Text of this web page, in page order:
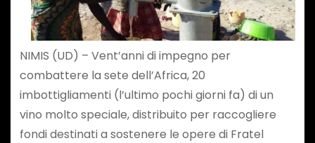
NIMIS (UD) – Vent’anni di impegno per
combattere la sete dell’Africa, 20
imbottigliamenti (l’ultimo pochi giorni fa) di un
vino molto speciale, distribuito per raccogliere
fondi destinati a sostenere le opere di Fratel